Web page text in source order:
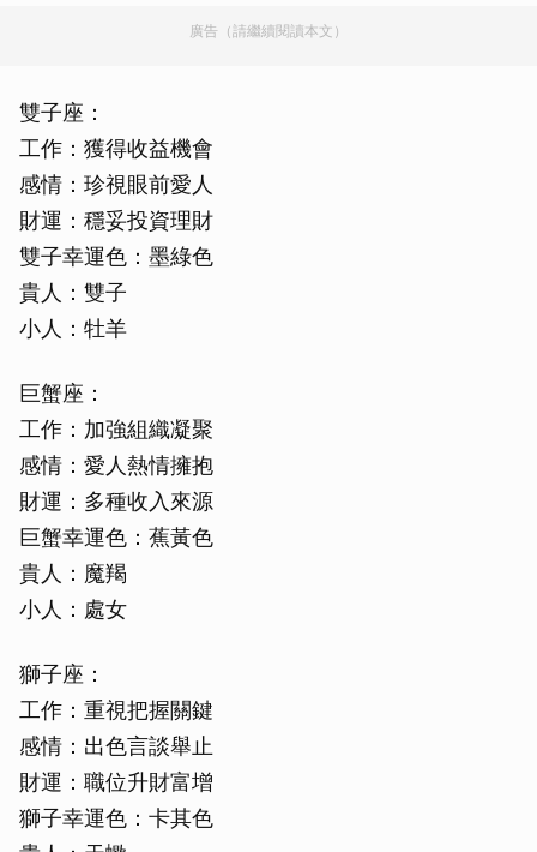
廣告（請繼續閱讀本文）
雙子座：
工作：獲得收益機會
感情：珍視眼前愛人
財運：穩妥投資理財
雙子幸運色：墨綠色
貴人：雙子
小人：牡羊
巨蟹座：
工作：加強組織凝聚
感情：愛人熱情擁抱
財運：多種收入來源
巨蟹幸運色：蕉黃色
貴人：魔羯
小人：處女
獅子座：
工作：重視把握關鍵
感情：出色言談舉止
財運：職位升財富增
獅子幸運色：卡其色